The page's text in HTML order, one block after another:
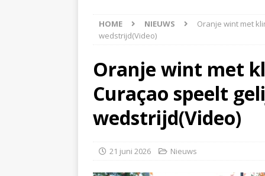
[ 4 augustus 2026 ]
[ 4 augustus 2026 ]
NIEUWS
[ 6 augustus 2026 ]
HOME NIEUWS
Oranje wint met
wedstrijd(Video)
Oranje wint met
Curaçao speelt
wedstrijd(Video)
21 juni 2026 Nieuws